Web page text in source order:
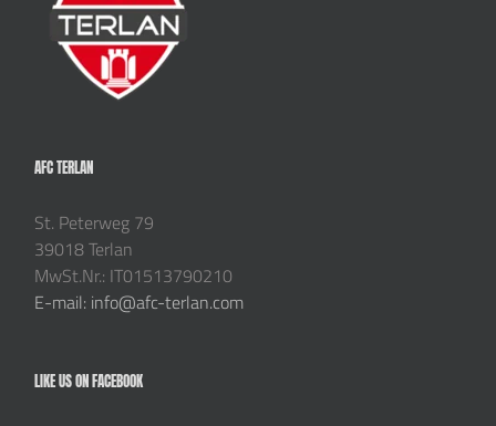
AFC TERLAN
St. Peterweg 79
39018 Terlan
MwSt.Nr.: IT01513790210
E-mail: info@afc-terlan.com
LIKE US ON FACEBOOK